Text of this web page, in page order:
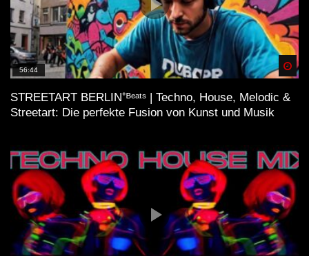
56:44
STREETART BERLIN⁺ᴮᵉᵃᵗˢ | Techno, House, Melodic &
Streetart: Die perfekte Fusion von Kunst und Musik